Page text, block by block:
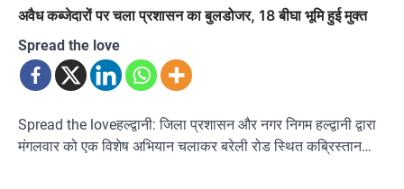
अवैध कब्जेदारों पर चला प्रशासन का बुलडोजर, 18 बीघा भूमि हुई मुक्त
Spread the love
Spread the loveहल्द्वानी: जिला प्रशासन और नगर निगम हल्द्वानी द्वारा
मंगलवार को एक विशेष अभियान चलाकर बरेली रोड स्थित कब्रिस्तान…